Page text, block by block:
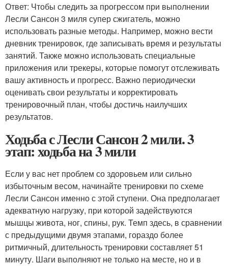
Ответ: Чтобы следить за прогрессом при выполнении
Лесли Сансон 3 миля супер сжигатель, можно
использовать разные методы. Например, можно вести
дневник тренировок, где записывать время и результаты
занятий. Также можно использовать специальные
приложения или трекеры, которые помогут отслеживать
вашу активность и прогресс. Важно периодически
оценивать свои результаты и корректировать
тренировочный план, чтобы достичь наилучших
результатов.
Ходьба с Лесли Сансон 2 мили. 3
этап: ходьба на 3 мили
Если у вас нет проблем со здоровьем или сильно
избыточным весом, начинайте тренировки по схеме
Лесли Сансон именно с этой ступени. Она предполагает
адекватную нагрузку, при которой задействуются
мышцы живота, ног, спины, рук. Темп здесь, в сравнении
с предыдущими двумя этапами, гораздо более
ритмичный, длительность тренировки составляет 51
минуту. Шаги выполняют не только на месте, но и в